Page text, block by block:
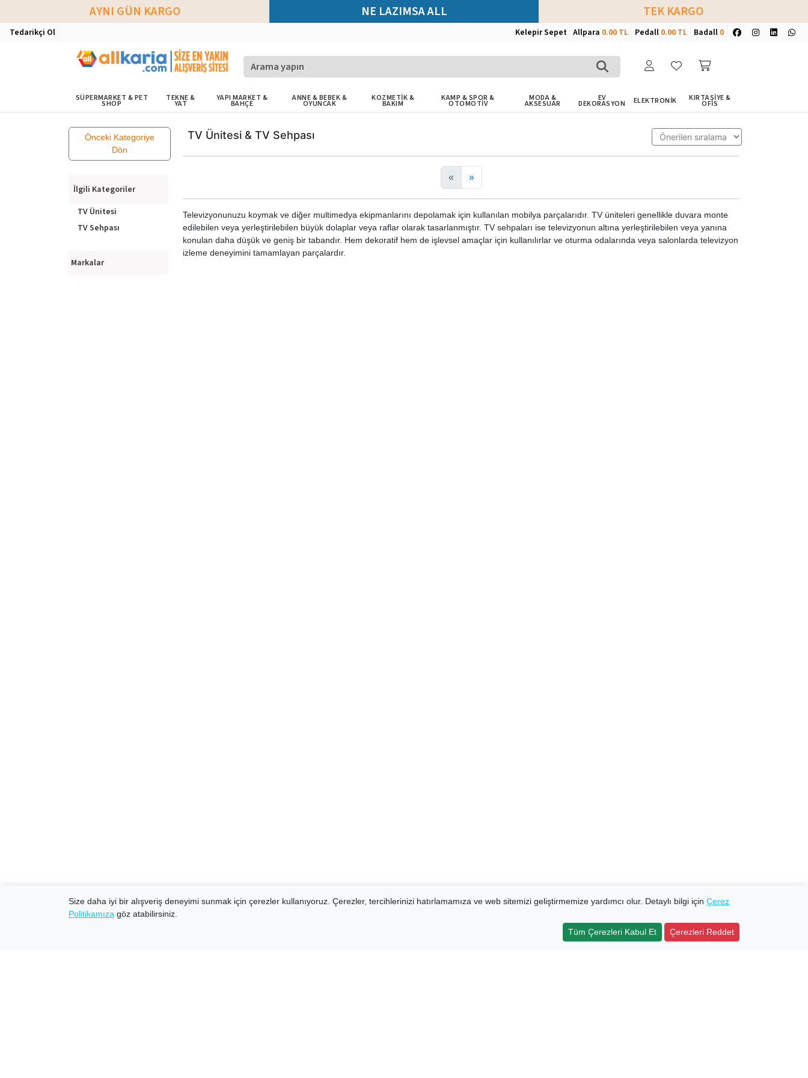
AYNI GÜN KARGO NE LAZIMSA ALL TEK KARGO
Tedarikçi Ol Kelepir Sepet Allpara 0.00 TL Pedall 0.00 TL Badall 0
SÜPERMARKET & PET
SHOP
TEKNE &
YAT
YAPI MARKET &
BAHÇE
ANNE & BEBEK &
OYUNCAK
KOZMETİK &
BAKIM
KAMP & SPOR &
OTOMOTİV
MODA &
AKSESUAR
EV
DEKORASYON ELEKTRONİK KIRTASİYE &
OFİS
Önceki Kategoriye
Dön
İlgili Kategoriler
TV Ünitesi
TV Sehpası
Markalar
TV Ünitesi & TV Sehpası
« »
Televizyonunuzu koymak ve diğer multimedya ekipmanlarını depolamak için kullanılan mobilya parçalarıdır. TV üniteleri genellikle duvara monte
edilebilen veya yerleştirilebilen büyük dolaplar veya raflar olarak tasarlanmıştır. TV sehpaları ise televizyonun altına yerleştirilebilen veya yanına
konulan daha düşük ve geniş bir tabandır. Hem dekoratif hem de işlevsel amaçlar için kullanılırlar ve oturma odalarında veya salonlarda televizyon
izleme deneyimini tamamlayan parçalardır.
Size daha iyi bir alışveriş deneyimi sunmak için çerezler kullanıyoruz. Çerezler, tercihlerinizi hatırlamamıza ve web sitemizi geliştirmemize yardımcı olur. Detaylı bilgi için Çerez
Politikamıza göz atabilirsiniz.
Tüm Çerezleri Kabul Et
Çerezleri Reddet